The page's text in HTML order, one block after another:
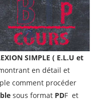
SIMPLE ( E.L.U et
en détail et
comment procéder
sous format PDF et